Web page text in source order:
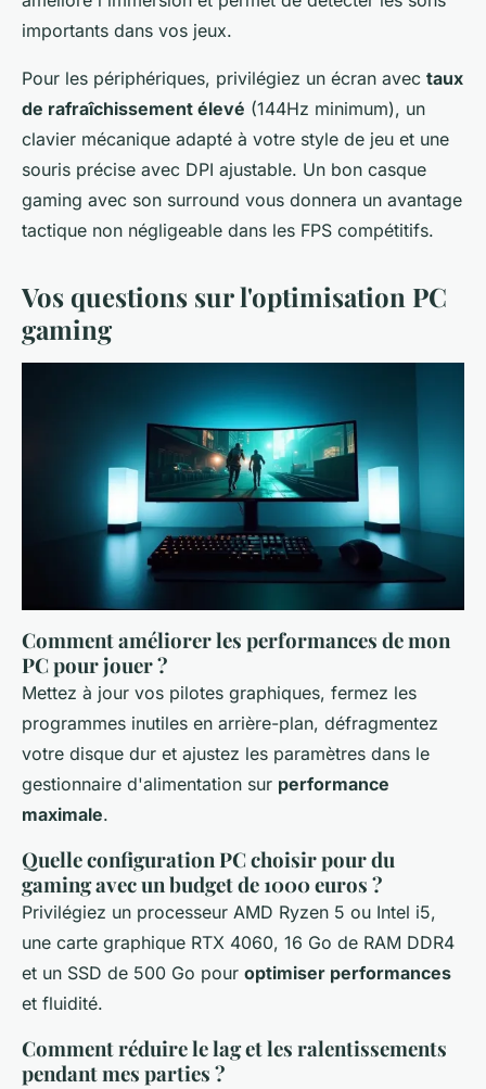
importants dans vos jeux.
Pour les périphériques, privilégiez un écran avec taux
de rafraîchissement élevé (144Hz minimum), un
clavier mécanique adapté à votre style de jeu et une
souris précise avec DPI ajustable. Un bon casque
gaming avec son surround vous donnera un avantage
tactique non négligeable dans les FPS compétitifs.
Vos questions sur l'optimisation PC
gaming
Comment améliorer les performances de mon
PC pour jouer ?
Mettez à jour vos pilotes graphiques, fermez les
programmes inutiles en arrière-plan, défragmentez
votre disque dur et ajustez les paramètres dans le
gestionnaire d'alimentation sur performance
maximale.
Quelle configuration PC choisir pour du
gaming avec un budget de 1000 euros ?
Privilégiez un processeur AMD Ryzen 5 ou Intel i5,
une carte graphique RTX 4060, 16 Go de RAM DDR4
et un SSD de 500 Go pour optimiser performances
et fluidité.
Comment réduire le lag et les ralentissements
pendant mes parties ?